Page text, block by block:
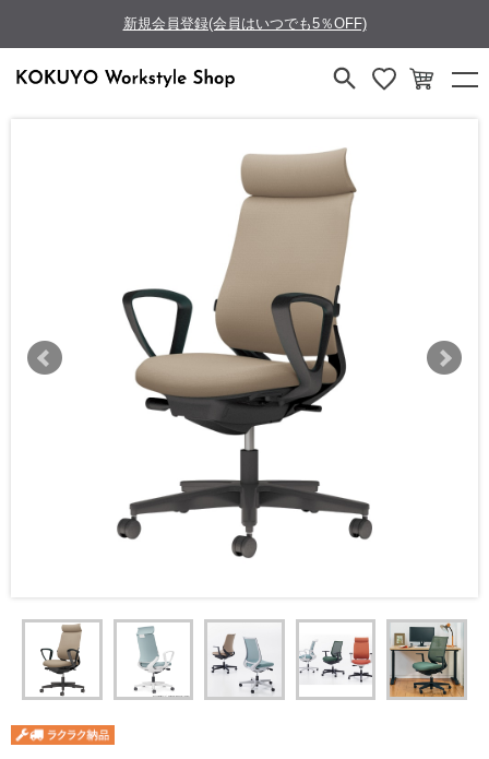
新規会員登録(会員はいつでも5％OFF)